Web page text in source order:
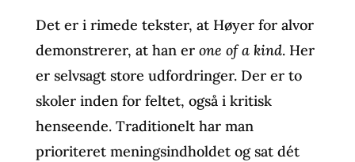
Det er i rimede tekster, at Høyer for alvor
demonstrerer, at han er one of a kind. Her
er selvsagt store udfordringer. Der er to
skoler inden for feltet, også i kritisk
henseende. Traditionelt har man
prioriteret meningsindholdet og sat dét